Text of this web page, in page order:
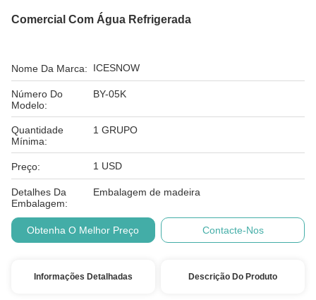
Comercial Com Água Refrigerada
Nome Da Marca: ICESNOW
Número Do
Modelo:
BY-05K
Quantidade
Mínima:
1 GRUPO
Preço: 1 USD
Detalhes Da
Embalagem:
Embalagem de madeira
Obtenha O Melhor Preço Contacte-Nos
Informações Detalhadas Descrição Do Produto